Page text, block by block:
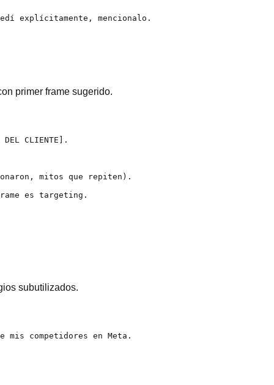
explícitamente, mencionalo.
primer frame sugerido.
CLIENTE].
mitos que repiten).
es targeting.
subutilizados.
competidores en Meta.